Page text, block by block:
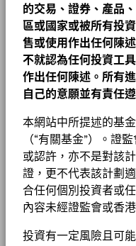
的交易、證券、產品
區或國家或被所有投
售或使用作出任何陳
不就認為任何投資工
作出任何陳述。所有
自己的意願並有責任
本網站中所提述的基
（“有關基金”）。證
或認許，亦不是對該
證，更不代表該計劃
合任何個別投資者或
內容未經證監會或香
投資有一定風險且可
年度回
201620172018
-20
-10
在此期間內的業績
2016 2017
年度
回報
(%)
USD
-0.32 16.42 -
香港證監會認可ESG基金
股份成立日期
貨幣(本地)
資產類別
管理費
管理費 (部分基金/股份類
分銷費)
最低首次投資額
ERSTE GROUP BANK AG
ABN AMRO BANK NV
AIRBUS SE
基金以主動方式管理，而
途，不應視作買賣有關證
所示日期並可予更改。
投資或會更改
原材料
醫療保健
非必需消費品
能源
現金及衍生產品
房地產
負比重可能是因特定情況
工具（包括衍生工具）所
A2 對沖股份
GBP
A2 對沖股份
CHF
A4
GBP
A4
EUR
C2
EUR
1 至 10 全部: 17
除特別註明外，所有資料
這些指標並不反映基金如
中另有註明並包含在基金
金的投資目標或限制基金
ESG或Impact為主的投資
了解更多關於基金的投資
欲查看MSCI對可持續發展
MSCI ESG 基金評級 (AAA-
截至 2026年7月17日
MSCI ESG 品質得分 (0-10)
截至 2026年7月17日
截至 2026年7月17日
除篩選。有關基金投資策
要查看業務參與指標背後
MSCI－爭議性武器
截至 2026年6月30日
MSCI－核武器
截至 2026年6月30日
MSCI－民用槍械
截至 2026年6月30日
MSCI－煙草
截至 2026年6月30日
MSCI－聯合國全球契約違
基金章程
貝萊德全球基
貝萊德歐元市
BGF股息組成
實現財務幸福。自
戶提供理想的解決方案
工作機會
新聞中心
投資者關係
法律通知